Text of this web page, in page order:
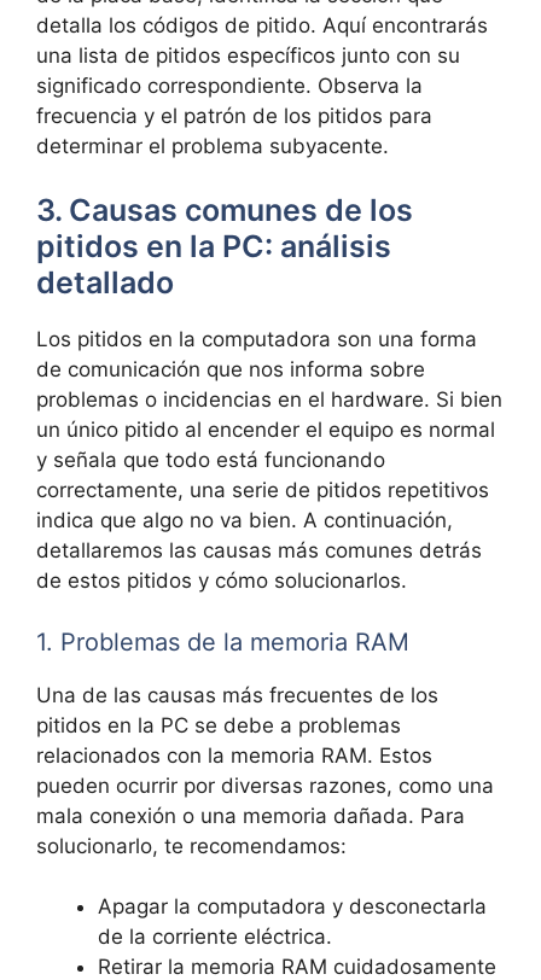
detalla los ⁤códigos de pitido. ⁣Aquí encontrarás
una lista de ⁤pitidos específicos ⁢junto con su
significado correspondiente. Observa la
⁤frecuencia y el patrón ‌de ⁤los pitidos para⁣
determinar el ‍problema subyacente.
3. Causas ‌comunes de ‍los‍
pitidos en la ‌PC: análisis
detallado
Los pitidos en⁤ la computadora son una⁤ forma
de comunicación que nos informa sobre
problemas o incidencias en​ el hardware.​ Si bien
un único pitido al⁣ encender el equipo es normal
y señala​ que todo está funcionando
correctamente, una serie de ⁣pitidos repetitivos
indica que ‍algo no va bien. A continuación,‍
detallaremos⁢ las causas‍ más comunes detrás
de‍ estos pitidos y ⁣cómo solucionarlos.
1. Problemas de la memoria​ RAM
Una de las causas más frecuentes de los
‌pitidos ​en la PC se debe​ a ⁢problemas⁤
relacionados con ⁤la memoria RAM. Estos
pueden ocurrir ‍por diversas razones, como una
mala conexión o ⁤una memoria dañada. Para
solucionarlo, te recomendamos:
Apagar la ⁢computadora y desconectarla ​
de la corriente eléctrica.
Retirar ‌la memoria RAM⁤ cuidadosamente